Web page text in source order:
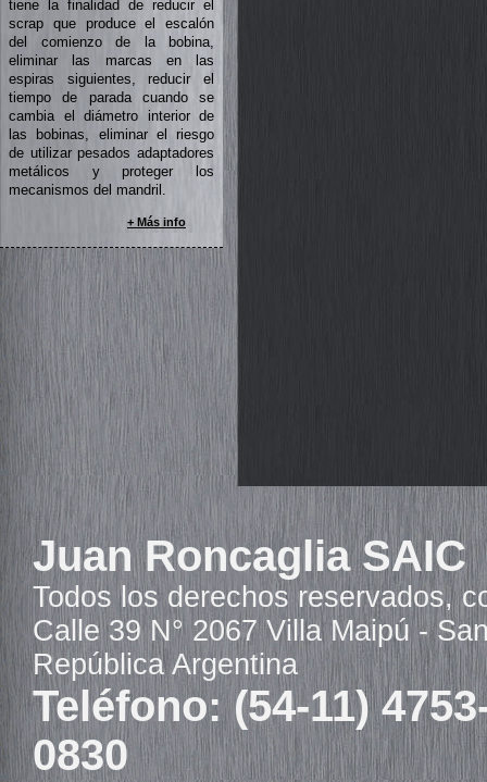
tiene la finalidad de reducir el
scrap que produce el escalón
del comienzo de la bobina,
eliminar las marcas en las
espiras siguientes, reducir el
tiempo de parada cuando se
cambia el diámetro interior de
las bobinas, eliminar el riesgo
de utilizar pesados adaptadores
metálicos y proteger los
mecanismos del mandril.
+ Más info
Juan Roncaglia SAIC
Todos los derechos reservados,
Calle 39 N° 2067 Villa Maipú -
República Argentina
Teléfono: (54-11)
0830